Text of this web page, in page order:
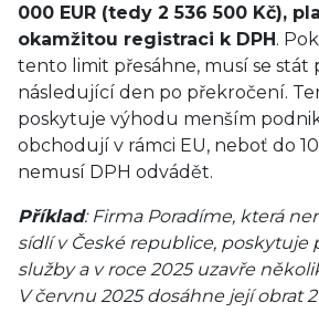
000 EUR (tedy 2 536 500 Kč),
okamžitou registraci k DPH.
tento limit přesáhne, musí se stát
následující den po překročení.
poskytuje výhodu menším
obchodují v rámci EU, neboť do
nemusí DPH odvádět.
Příklad: Firma Poradíme, která
sídlí v České republice, poskytuje
služby a v roce 2025 uzavře
V červnu 2025 dosáhne její obrat